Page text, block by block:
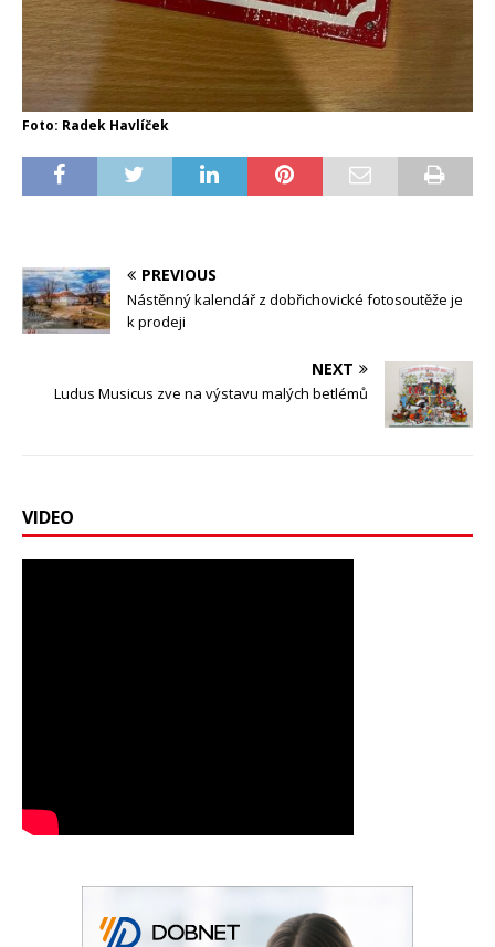
Foto: Radek Havlíček
PREVIOUS
Nástěnný kalendář z dobřichovické fotosoutěže je
k prodeji
NEXT
Ludus Musicus zve na výstavu malých betlémů
VIDEO